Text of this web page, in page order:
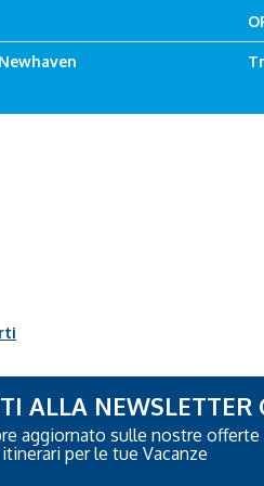
ALLA NEWSLETTER
aggiornato sulle nostre offerte
per le tue Vacanze